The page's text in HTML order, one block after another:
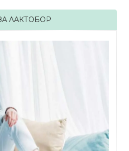
ЛАКТОБОР